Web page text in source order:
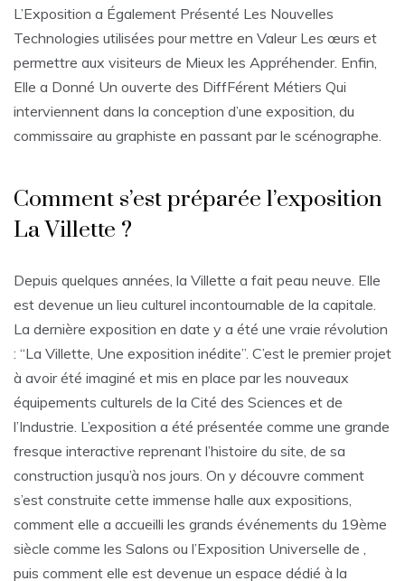
L’Exposition a Également Présenté Les Nouvelles
Technologies utilisées pour mettre en Valeur Les œurs et
permettre aux visiteurs de Mieux les Appréhender. Enfin,
Elle a Donné Un ouverte des DiffFérent Métiers Qui
interviennent dans la conception d’une exposition, du
commissaire au graphiste en passant par le scénographe.
Comment s’est préparée l’exposition
La Villette ?
Depuis quelques années, la Villette a fait peau neuve. Elle
est devenue un lieu culturel incontournable de la capitale.
La dernière exposition en date y a été une vraie révolution
: “La Villette, Une exposition inédite”. C’est le premier projet
à avoir été imaginé et mis en place par les nouveaux
équipements culturels de la Cité des Sciences et de
l’Industrie. L’exposition a été présentée comme une grande
fresque interactive reprenant l’histoire du site, de sa
construction jusqu’à nos jours. On y découvre comment
s’est construite cette immense halle aux expositions,
comment elle a accueilli les grands événements du 19ème
siècle comme les Salons ou l’Exposition Universelle de ,
puis comment elle est devenue un espace dédié à la